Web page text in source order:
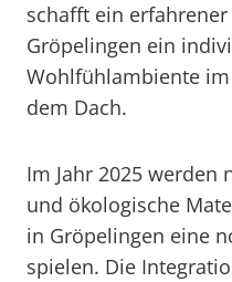
schafft ein
Gröpelingen ein
Wohlfühlambiente
dem Dach.
Im Jahr 2025 werden
und ökologische
in Gröpelingen eine
spielen. Die